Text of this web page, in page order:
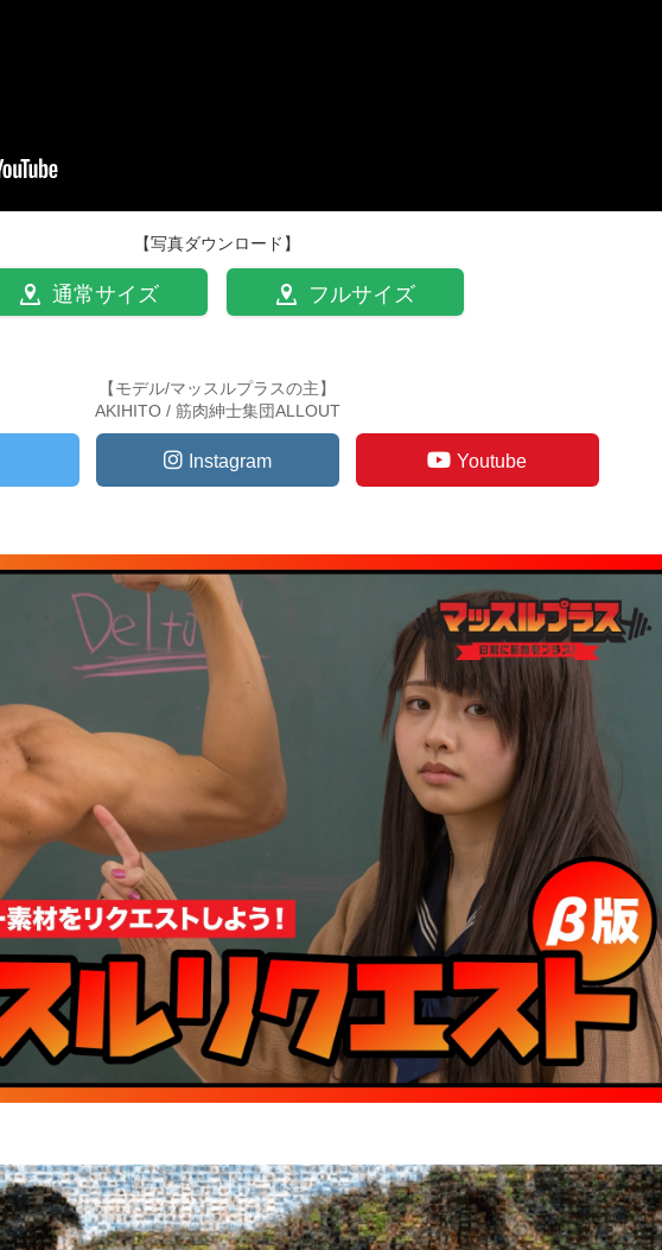
【写真ダウンロード】
通常サイズ フルサイズ
【モデル/マッスルプラスの主】
AKIHITO / 筋肉紳士集団ALLOUT
Instagram Youtube